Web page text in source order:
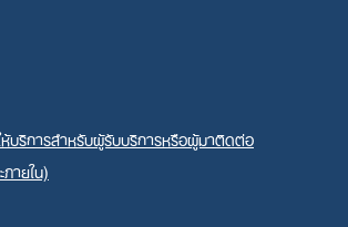
บริการสำหรับผู้รับบริการหรือผู้มาติดต่อ
ายใน)